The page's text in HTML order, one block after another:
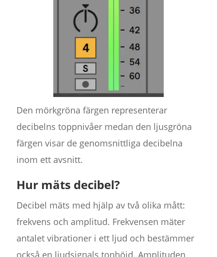
Den mörkgröna färgen representerar
decibelns toppnivåer medan den ljusgröna
färgen visar de genomsnittliga decibelna
inom ett avsnitt.
Hur mäts decibel?
Decibel mäts med hjälp av två olika mått:
frekvens och amplitud. Frekvensen mäter
antalet vibrationer i ett ljud och bestämmer
också en ljudsignals tonhöjd. Amplituden